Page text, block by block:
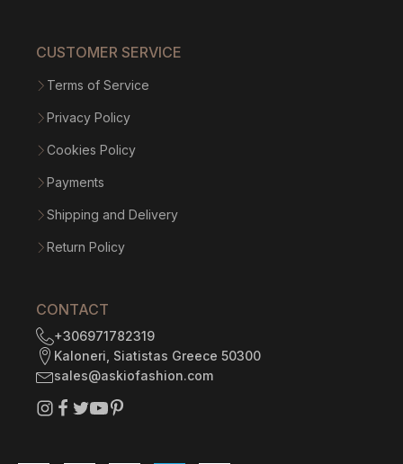
CUSTOMER SERVICE
Terms of Service
Privacy Policy
Cookies Policy
Payments
Shipping and Delivery
Return Policy
CONTACT
+306971782319
Kaloneri, Siatistas Greece 50300
sales@askiofashion.com